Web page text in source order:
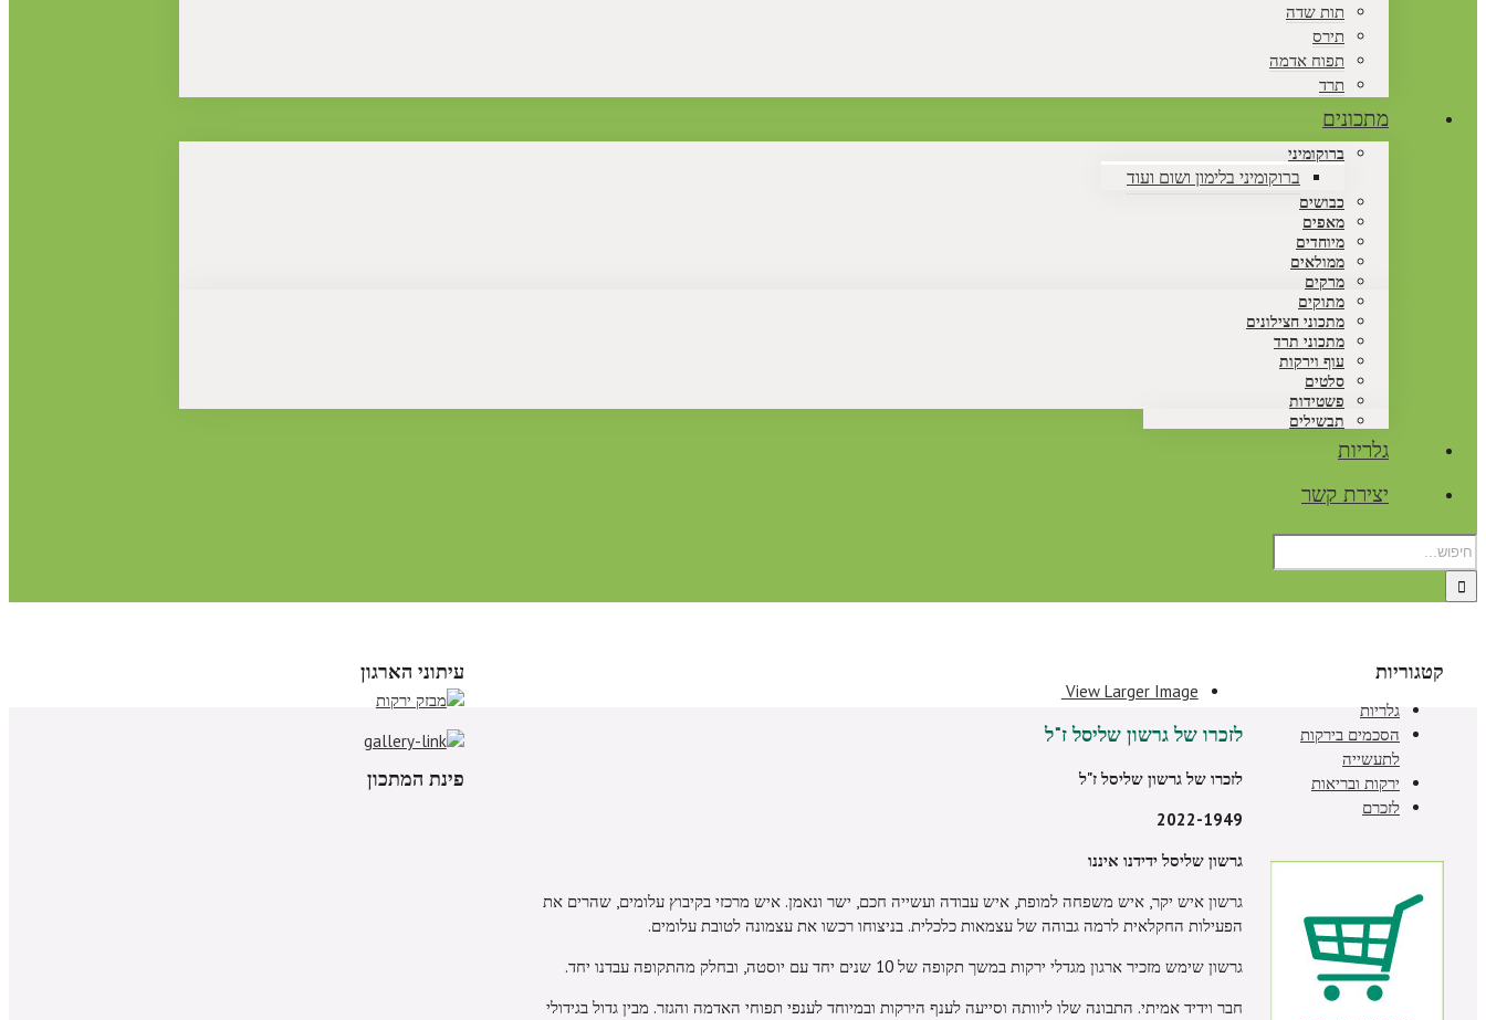
תות שדה
תירס
תפוח אדמה
תרד
מתכונים
ברוקומיני
ברוקומיני בלימון ושום ועוד
כבושים
מאפים
מיוחדים
ממולאים
מרקים
מתוקים
מתכוני חצילונים
מתכוני תרד
עוף וירקות
סלטים
פשטידות
תבשילים
גלריות
יצירת קשר
View Larger Image
לזכרו של גרשון שליסל ז"ל
לזכרו של גרשון שליסל ז"ל
2022-1949
גרשון שליסל ידידנו איננו
גרשון איש יקר, איש משפחה למופת, איש עבודה ועשייה חכם, ישר ונאמן. איש מרכזי בקיבוץ עלומים, שהרים את
הפעילות החקלאית לרמה גבוהה של עצמאות כלכלית. בניצוחו רכשו את עצמונה לטובת עלומים.
גרשון שימש מזכיר ארגון מגדלי ירקות במשך תקופה של 10 שנים יחד עם יוסטה, ובחלק מהתקופה עבדנו יחד.
חבר וידיד אמיתי. התבונה שלו ליוותה וסייעה לענף הירקות ובמיוחד לענפי תפוחי האדמה והגזר. מבין גדול בגידולי
עיתוני הארגון
פינת המתכון
קטגוריות
גלריות
הסכמים בירקות
לתעשייה
ירקות ובריאות
לזכרם